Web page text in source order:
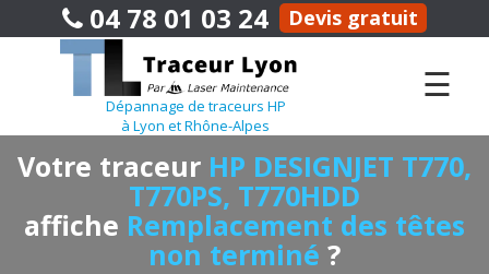
04 78 01 03 24 Devis gratuit
Dépannage de traceurs HP
à Lyon et Rhône-Alpes
☰
Votre traceur HP DESIGNJET T770,
T770PS, T770HDD
affiche Remplacement des têtes
non terminé ?